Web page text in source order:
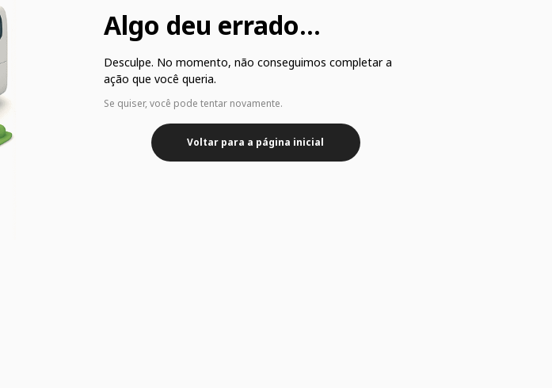
Algo deu errado...
Desculpe. No momento, não conseguimos completar a
ação que você queria.
Se quiser, você pode tentar novamente.
Voltar para a página inicial